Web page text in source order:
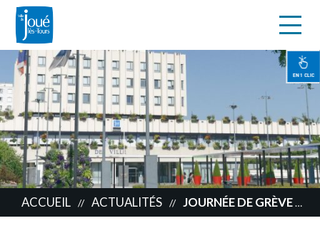
Aller
contenu
principal
EN 1 CLIC
ACCUEIL // ACTUALITÉS // JOURNÉE DE GRÈVE DU 7 FÉVRIER